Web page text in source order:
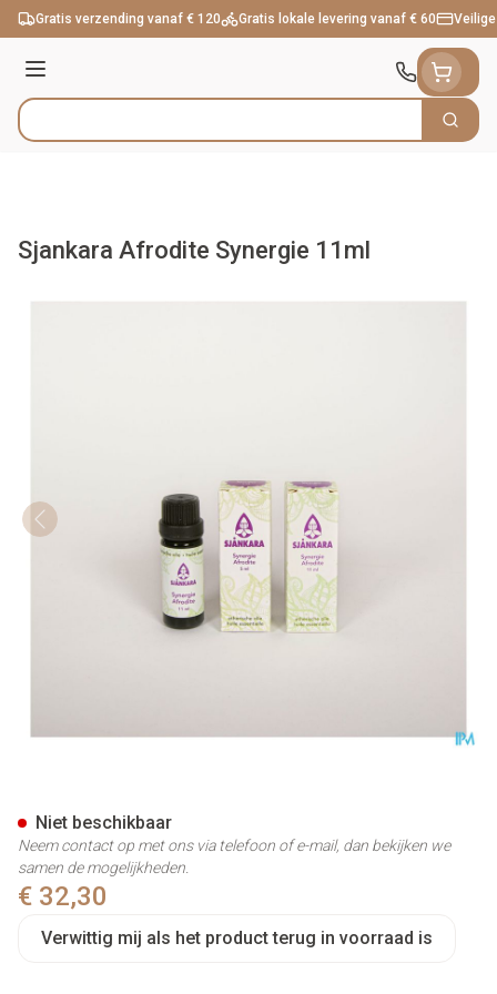
Ga naar de inhoud
Gratis verzending vanaf € 120 Gratis lokale levering vanaf € 60
Menu
Product, merk, categorie... Zoek
Sjankara Afrodite Synergie 11ml
€ 32,30
Verwittig mij als het product terug in voorraad is
Niet beschikbaar
Neem contact op met ons via telefoon of e-mail, dan bekijken we
samen de mogelijkheden.